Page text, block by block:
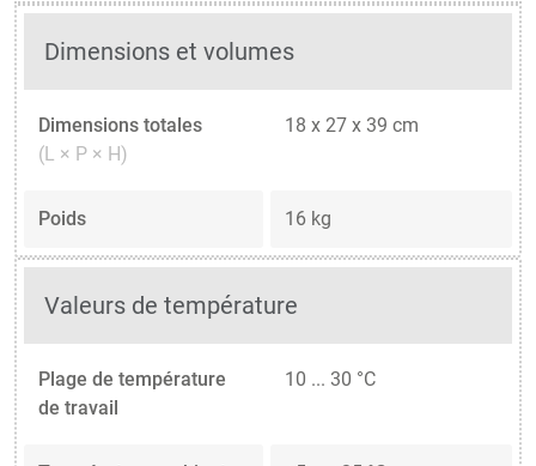
Dimensions et volumes
Dimensions totales
(L × P × H)
18 x 27 x 39 cm
Poids 16 kg
Valeurs de température
Plage de température
de travail
10 ... 30 °C